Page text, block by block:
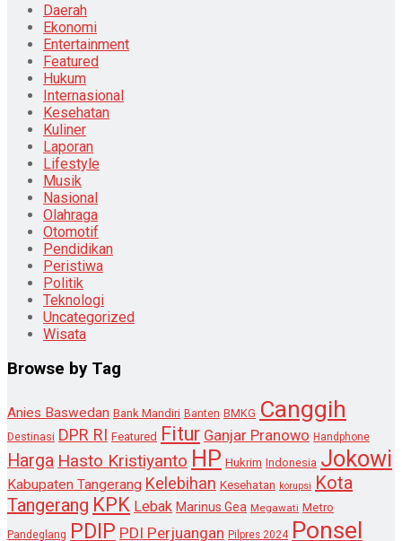
Daerah
Ekonomi
Entertainment
Featured
Hukum
Internasional
Kesehatan
Kuliner
Laporan
Lifestyle
Musik
Nasional
Olahraga
Otomotif
Pendidikan
Peristiwa
Politik
Teknologi
Uncategorized
Wisata
Browse by Tag
Anies Baswedan Bank Mandiri Banten BMKG Canggih
Destinasi DPR RI Featured Fitur Ganjar Pranowo Handphone
Harga Hasto Kristiyanto HP Hukrim Indonesia Jokowi
Kabupaten Tangerang Kelebihan Kesehatan korupsi Kota
Tangerang KPK Lebak Marinus Gea Megawati Metro
Pandeglang PDIP PDI Perjuangan Pilpres 2024 Ponsel